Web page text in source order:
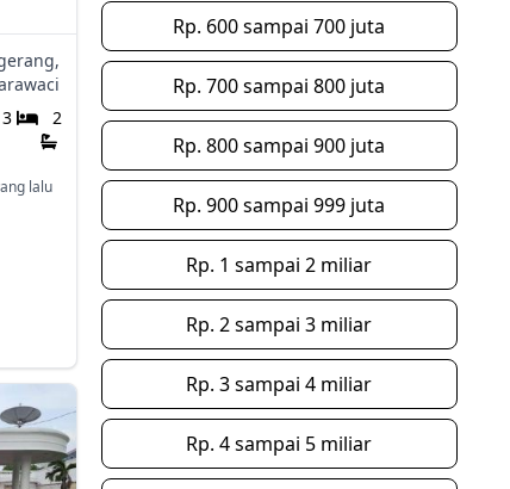
3 2
lalu
Rp. 600 sampai 700 juta
Rp. 700 sampai 800 juta
Rp. 800 sampai 900 juta
Rp. 900 sampai 999 juta
Rp. 1 sampai 2 miliar
Rp. 2 sampai 3 miliar
Rp. 3 sampai 4 miliar
Rp. 4 sampai 5 miliar